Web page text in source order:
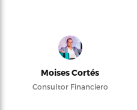
Moises Cortés
Consultor Financiero